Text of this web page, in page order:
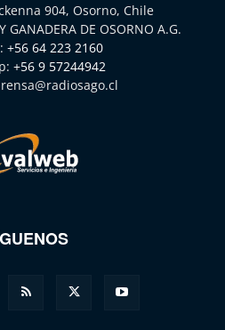
904, Osorno, Chile
GANADERA DE OSORNO A.G.
+56 64 223 2160
+56 9 57244942